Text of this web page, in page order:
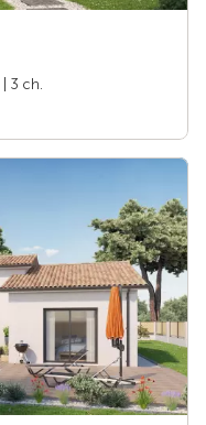
| 3 ch.